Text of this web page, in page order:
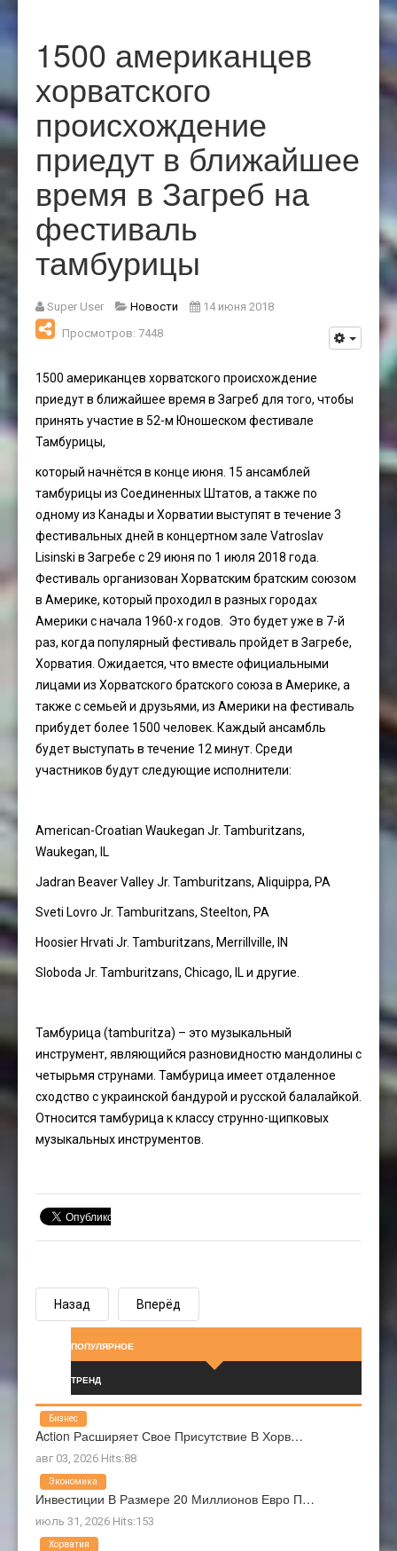
1500 американцев
хорватского
происхождение
приедут в ближайшее
время в Загреб на
фестиваль
тамбурицы
Super User Новости
14 июня 2018
Просмотров: 7448
1500 американцев хорватского происхождение
приедут в ближайшее время в Загреб для того, чтобы
принять участие в 52-м Юношеском фестивале
Тамбурицы,
который начнётся в конце июня. 15 ансамблей
тамбурицы из Соединенных Штатов, а также по
одному из Канады и Хорватии выступят в течение 3
фестивальных дней в концертном зале Vatroslav
Lisinski в Загребе с 29 июня по 1 июля 2018 года.
Фестиваль организован Хорватским братским союзом
в Америке, который проходил в разных городах
Америки с начала 1960-х годов. Это будет уже в 7-й
раз, когда популярный фестиваль пройдет в Загребе,
Хорватия. Ожидается, что вместе официальными
лицами из Хорватского братского союза в Америке, а
также с семьей и друзьями, из Америки на фестиваль
прибудет более 1500 человек. Каждый ансамбль
будет выступать в течение 12 минут. Среди
участников будут следующие исполнители:
American-Croatian Waukegan Jr. Tamburitzans,
Waukegan, IL
Jadran Beaver Valley Jr. Tamburitzans, Aliquippa, PA
Sveti Lovro Jr. Tamburitzans, Steelton, PA
Hoosier Hrvati Jr. Tamburitzans, Merrillville, IN
Sloboda Jr. Tamburitzans, Chicago, IL и другие.
Тамбурица (tamburitza) – это музыкальный
инструмент, являющийся разновидностю мандолины с
четырьмя струнами. Тамбурица имеет отдаленное
сходство с украинской бандурой и русской балалайкой.
Относится тамбурица к классу струнно-щипковых
музыкальных инструментов.
Назад Вперёд
ПОПУЛЯРНОЕ
ТРЕНД
Action Расширяет Свое Присутствие В Хорв…
авг 03, 2026 Hits:88
Бизнес
Инвестиции В Размере 20 Миллионов Евро П…
июль 31, 2026 Hits:153
Экономика
Хорватия